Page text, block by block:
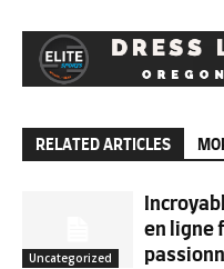
RELATED ARTICLES
Uncategorized
en ligne